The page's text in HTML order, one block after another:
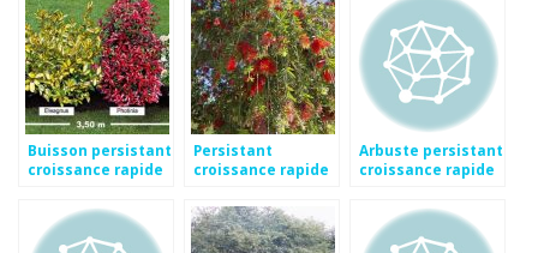
Buisson persistant
croissance rapide
Persistant
croissance rapide
Arbuste persistant
croissance rapide